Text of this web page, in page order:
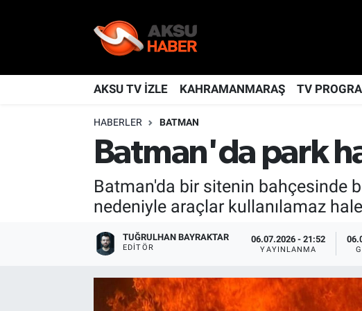
AKSU TV İZLE KAHRAMANMARAŞ TV
HABERLER BATMAN
Batman'da park
Batman'da bir sitenin bahçesinde
nedeniyle araçlar kullanılamaz
TUĞRULHAN BAYRAKTAR
EDITÖR
06.07.2026 - 21:52
YAYINLANMA
KAHRAMANMARAŞ
Nöbetçi Eczaneler
Hava Durumu
Kahramanmaraş Namaz Vakitleri
Trafik Durumu
TFF 2.Lig Kırmızı Grup Puan Durumu ve Fikstür
Tüm Manşetler